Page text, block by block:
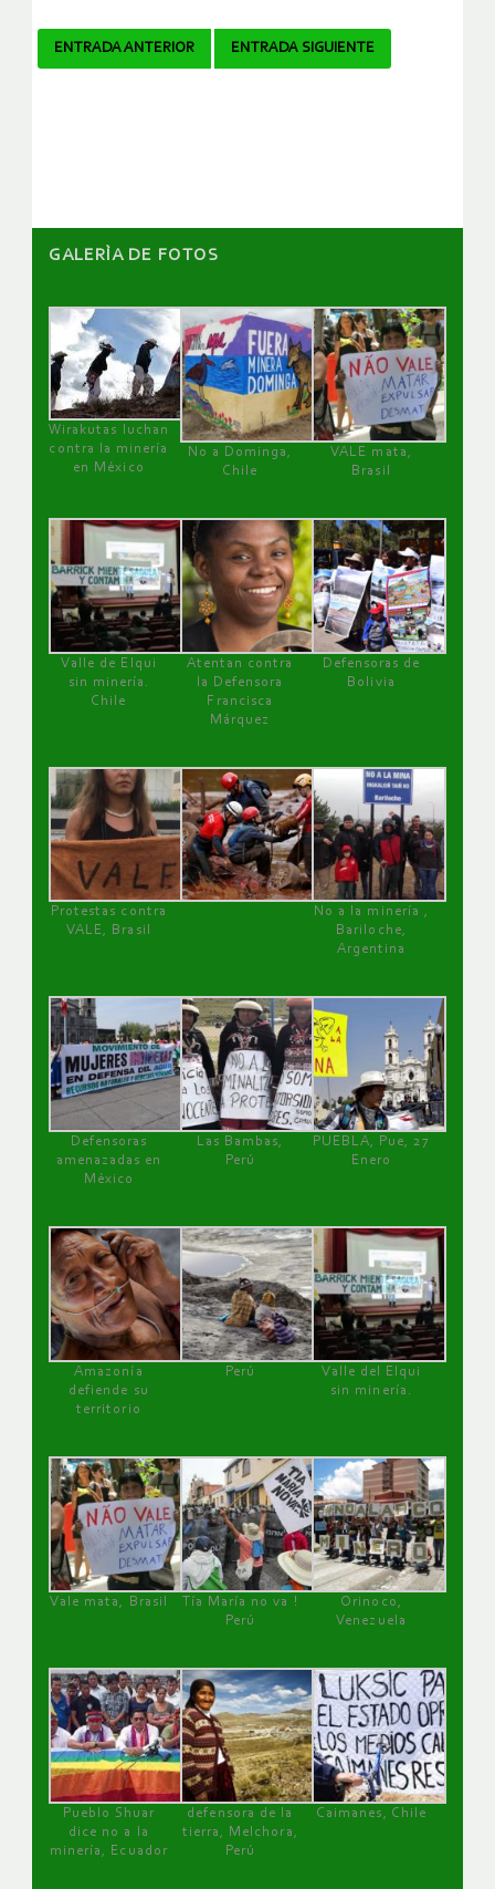
Navegador
ENTRADA ANTERIOR ENTRADA SIGUIENTE
GALERÌA DE FOTOS
Wirakutas luchan
contra la minería
en México
No a Dominga,
Chile
VALE mata,
Brasil
Valle de Elqui
sin minería.
Chile
Atentan contra
la Defensora
Francisca
Márquez
Defensoras de
Bolivia
Protestas contra
VALE, Brasil
No a la minería ,
Bariloche,
Argentina
Defensoras
amenazadas en
México
Las Bambas,
Perú
PUEBLA, Pue, 27
Enero
Amazonía
defiende su
territorio
Perú
Valle del Elqui
sin minería.
Vale mata, Brasil
Tía María no va !
Perú
Orinoco,
Venezuela
Pueblo Shuar
dice no a la
minería, Ecuador
defensora de la
tierra, Melchora,
Perú
Caimanes, Chile